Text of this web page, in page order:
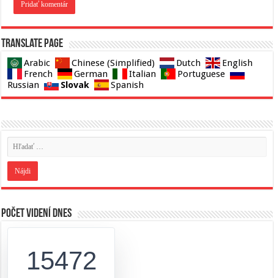
Translate page
Arabic Chinese (Simplified) Dutch
English
French
German Italian
Portuguese
Russian
Slovak Spanish
Počet videní dnes
15472